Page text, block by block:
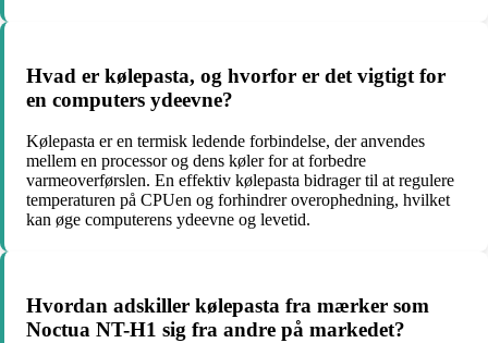
Hvad er kølepasta, og hvorfor er det vigtigt for
en computers ydeevne?
Kølepasta er en termisk ledende forbindelse, der anvendes
mellem en processor og dens køler for at forbedre
varmeoverførslen. En effektiv kølepasta bidrager til at regulere
temperaturen på CPUen og forhindrer overophedning, hvilket
kan øge computerens ydeevne og levetid.
Hvordan adskiller kølepasta fra mærker som
Noctua NT-H1 sig fra andre på markedet?